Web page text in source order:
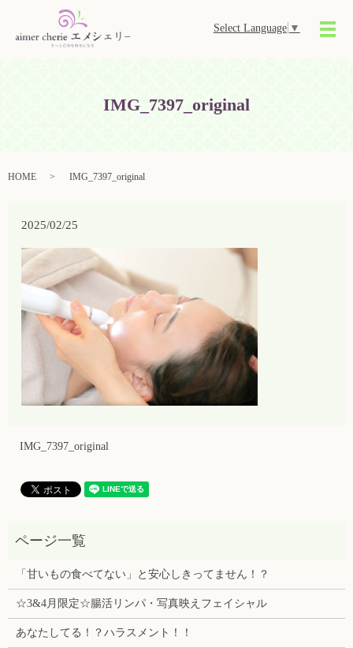
Select Language ▼
メ
IMG_7397_original
HOME IMG_7397_original
2025/02/25
IMG_7397_original
「甘いもの食べてない」と安心しきってません！？
☆3&4月限定☆腸活リンパ・写真映えフェイシャル
あなたしてる！？ハラスメント！！